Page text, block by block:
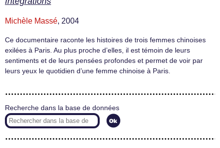
Michèle Massé, 2004
Ce documentaire raconte les histoires de trois femmes chinoises
exilées à Paris. Au plus proche d’elles, il est témoin de leurs
sentiments et de leurs pensées profondes et permet de voir par
leurs yeux le quotidien d’une femme chinoise à Paris.
Recherche dans la base de données